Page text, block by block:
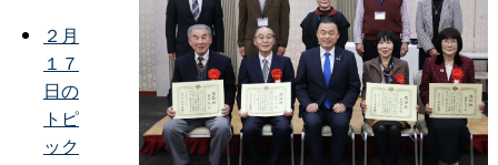
２月
１７
日の
トピ
ック